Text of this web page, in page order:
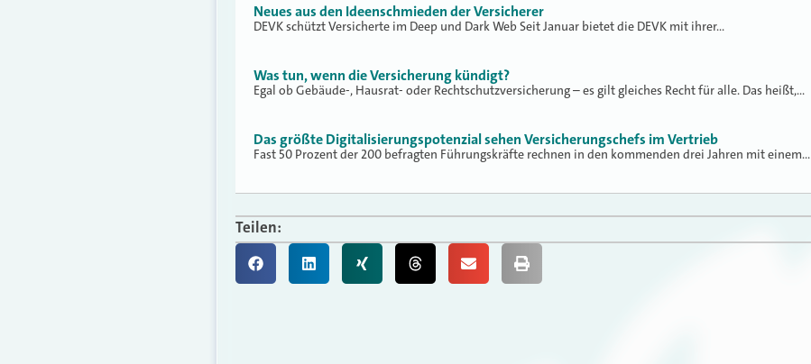
Neues aus den Ideenschmieden der Versicherer
DEVK schützt Versicherte im Deep und Dark Web Seit Januar bietet die DEVK mit ihrer…
Was tun, wenn die Versicherung kündigt?
Egal ob Gebäude-, Hausrat- oder Rechtschutzversicherung – es gilt gleiches Recht für alle. Das heißt,…
Das größte Digitalisierungspotenzial sehen Versicherungschefs im Vertrieb
Fast 50 Prozent der 200 befragten Führungskräfte rechnen in den kommenden drei Jahren mit einem…
Teilen: